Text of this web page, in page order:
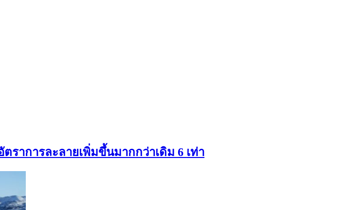
ราการละลายเพิ่มขึ้นมากกว่าเดิม 6 เท่า